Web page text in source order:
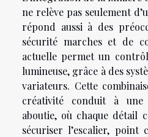
ne relève pas seulement
répond aussi à des
sécurité marches et de
actuelle permet un
lumineuse, grâce à des
variateurs. Cette
créativité conduit à une
aboutie, où chaque détail
sécuriser l’escalier, point